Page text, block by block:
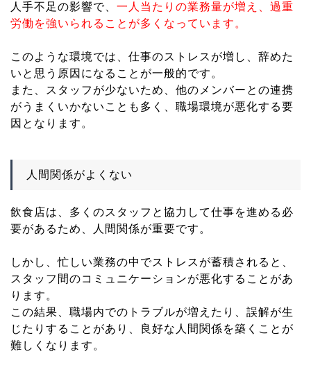
人手不足の影響で、 一人当たりの業務量が増え、過重
労働を強いられることが多くなっています。
このような環境では、仕事のストレスが増し、辞めた
いと思う原因になることが一般的です。
また、スタッフが少ないため、他のメンバーとの連携
がうまくいかないことも多く、職場環境が悪化する要
因となります。
人間関係がよくない
飲食店は、多くのスタッフと協力して仕事を進める必
要があるため、人間関係が重要です。
しかし、忙しい業務の中でストレスが蓄積されると、
スタッフ間のコミュニケーションが悪化することがあ
ります。
この結果、職場内でのトラブルが増えたり、誤解が生
じたりすることがあり、良好な人間関係を築くことが
難しくなります。